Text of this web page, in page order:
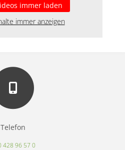
immer laden
immer anzeigen
Telefon
428 96 57 0